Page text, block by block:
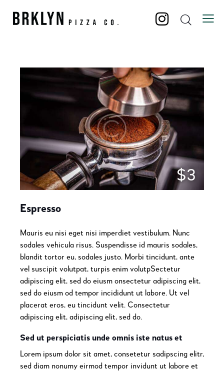
$3
Espresso
Mauris eu nisi eget nisi imperdiet vestibulum. Nunc
sodales vehicula risus. Suspendisse id mauris sodales,
blandit tortor eu, sodales justo. Morbi tincidunt, ante
vel suscipit volutpat, turpis enim volutpSectetur
adipiscing elit, sed do eiusm onsectetur adipiscing elit,
sed do eiusm od tempor incididunt ut labore. Ut vel
placerat eros, eu tincidunt velit. Consectetur
adipiscing elit, adipiscing elit, sed do.
Sed ut perspiciatis unde omnis iste natus et
Lorem ipsum dolor sit amet, consetetur sadipscing elitr,
sed diam nonumy eirmod tempor invidunt ut labore et